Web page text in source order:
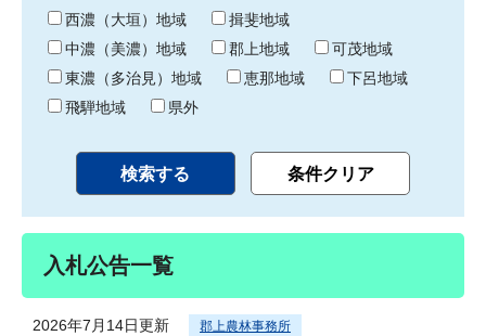
り 西濃（大垣）地域
揖斐地域
中濃（美濃）地域
郡上地域
可茂地域
東濃（多治見）地域
恵那地域
下呂地域
飛騨地域
県外
入札公告一覧
2026年7月14日更新 郡上農林事務所